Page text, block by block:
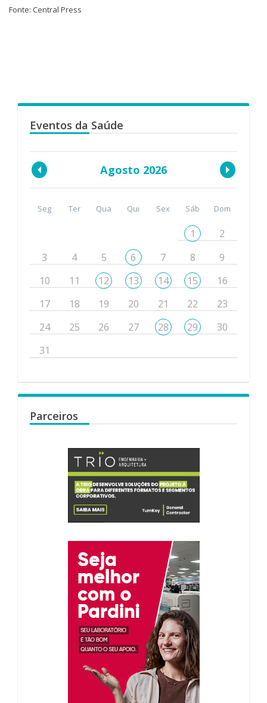
Fonte: Central Press
Eventos da Saúde
Agosto 2026
Seg Ter Qua Qui Sex Sáb Dom
1
2
3
4 5 6 7 8
9
10
11 12 13 14 15
16
17
18 19 20 21 22
23
24
25 26 27 28 29
30
31
Parceiros